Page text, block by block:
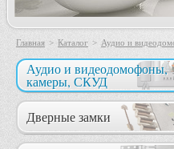
Главная > Каталог > Аудио и
Аудио и видеодомофоны,
камеры, СКУД
Дверные замки